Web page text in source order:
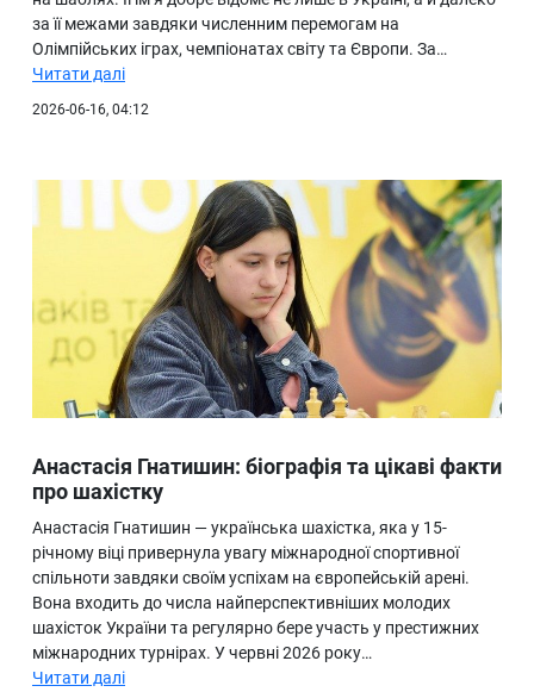
за її межами завдяки численним перемогам на
Олімпійських іграх, чемпіонатах світу та Європи. За…
Читати далі
2026-06-16, 04:12
Анастасія Гнатишин: біографія та цікаві факти
про шахістку
Анастасія Гнатишин — українська шахістка, яка у 15-
річному віці привернула увагу міжнародної спортивної
спільноти завдяки своїм успіхам на європейській арені.
Вона входить до числа найперспективніших молодих
шахісток України та регулярно бере участь у престижних
міжнародних турнірах. У червні 2026 року…
Читати далі